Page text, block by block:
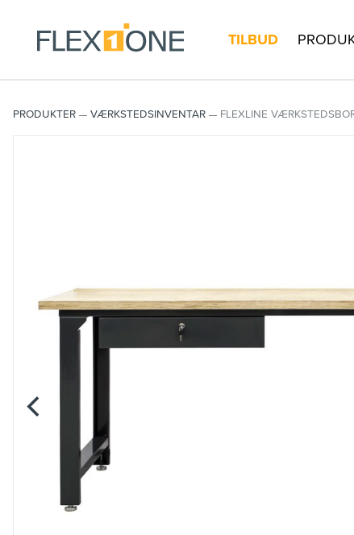
TILBUD
PRODUKTER VÆRKSTEDSINVENTAR FLEXLINE